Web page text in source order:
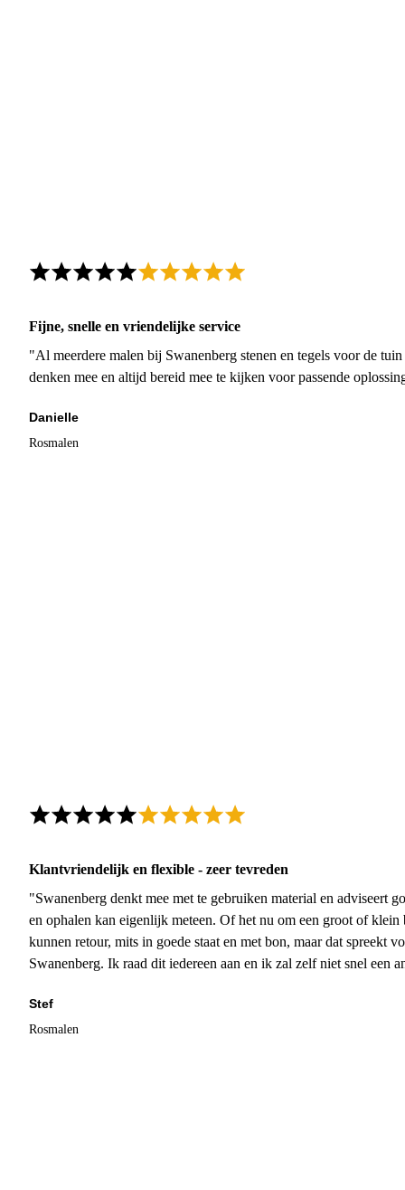
Fijne, snelle en vriendelijke service
"Al meerdere malen bij Swanenberg stenen en tegels voor de
denken mee en altijd bereid mee te kijken voor passende
Danielle
Rosmalen
Klantvriendelijk en flexible - zeer tevreden
"Swanenberg denkt mee met te gebruiken material en adviseert
en ophalen kan eigenlijk meteen. Of het nu om een groot of
kunnen retour, mits in goede staat en met bon, maar dat spreekt
Swanenberg. Ik raad dit iedereen aan en ik zal zelf niet snel een
Stef
Rosmalen